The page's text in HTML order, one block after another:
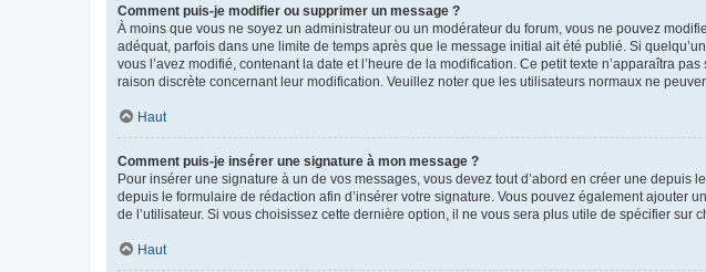
Comment puis-je modifier ou supprimer un message ?
À moins que vous ne soyez un administrateur ou un modérateur du forum, vous ne pouvez
adéquat, parfois dans une limite de temps après que le message initial ait été publié. Si
vous l’avez modifié, contenant la date et l’heure de la modification. Ce petit texte n’apparaîtra
raison discrète concernant leur modification. Veuillez noter que les utilisateurs normaux ne
Haut
Comment puis-je insérer une signature à mon message ?
Pour insérer une signature à un de vos messages, vous devez tout d’abord en créer une
depuis le formulaire de rédaction afin d’insérer votre signature. Vous pouvez également
de l’utilisateur. Si vous choisissez cette dernière option, il ne vous sera plus utile de spécifier sur
Haut